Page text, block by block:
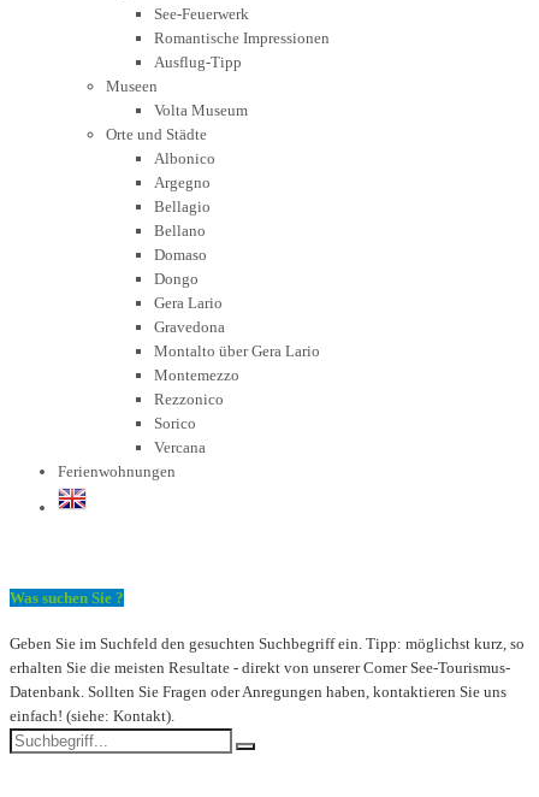
See-Feuerwerk
Romantische Impressionen
Ausflug-Tipp
Museen
Volta Museum
Orte und Städte
Albonico
Argegno
Bellagio
Bellano
Domaso
Dongo
Gera Lario
Gravedona
Montalto über Gera Lario
Montemezzo
Rezzonico
Sorico
Vercana
Ferienwohnungen
Was suchen Sie ?
Geben Sie im Suchfeld den gesuchten Suchbegriff ein. Tipp: möglichst kurz, so
erhalten Sie die meisten Resultate - direkt von unserer Comer See-Tourismus-
Datenbank. Sollten Sie Fragen oder Anregungen haben, kontaktieren Sie uns
einfach! (siehe: Kontakt).